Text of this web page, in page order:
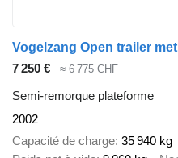
Vogelzang Open trailer
7 250 €
≈ 6 775 CHF
Semi-remorque plateforme
2002
Capacité de charge 35 940 kg